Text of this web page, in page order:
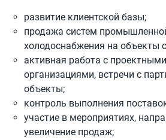
развитие клиентской базы;
продажа систем
холодоснабжения на объекты
активная работа с
организациями, встречи с
объекты;
контроль выполнения
участие в мероприятиях,
увеличение продаж;